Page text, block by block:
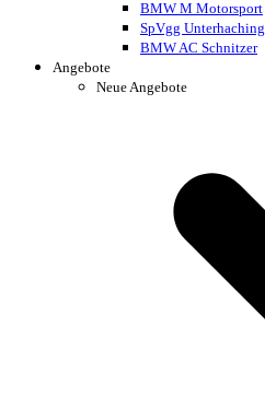
BMW M Motorsport
SpVgg Unterhaching
BMW AC Schnitzer
Angebote
Neue Angebote